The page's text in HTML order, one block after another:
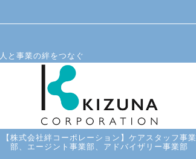
人と事業の絆をつなぐ
【株式会社絆コーポレーション】ケアスタッフ事業
部、エージント事業部、アドバイザリー事業部